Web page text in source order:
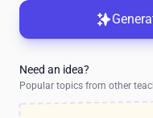
Need an idea?
Popular topics from other